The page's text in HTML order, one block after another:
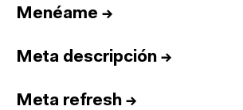
Menéame →
Meta descripción →
Meta refresh →